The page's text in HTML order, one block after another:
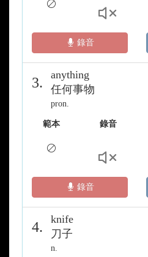
錄音
3.
anything
任何事物
pron.
範本 錄音
錄音
4.
knife
刀子
n.